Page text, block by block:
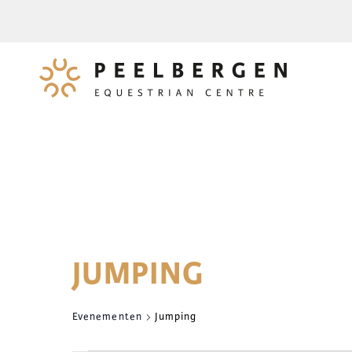
JUMPING
Evenementen Jumping